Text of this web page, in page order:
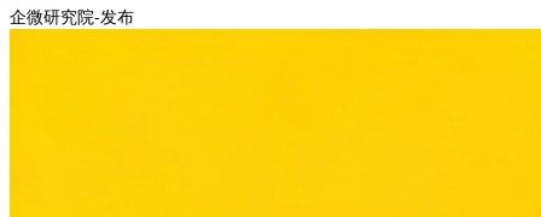
企微研究院-发布